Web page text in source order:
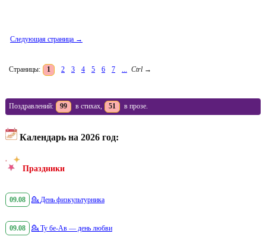
Следующая страница →
Страницы: 1 2 3 4 5 6 7 ... Ctrl →
Поздравлений: 99 в стихах, 51 в прозе.
Календарь на 2026 год:
Праздники
09.08 💁 День физкультурника
09.08 💁 Ту бе-Ав — день любви